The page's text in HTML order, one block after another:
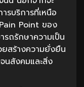
รบริการที่เหนือ
Point ของ
รถรักษาความเป็น
ยสร้างความยั่งยืน
นสังคมและสิ่ง